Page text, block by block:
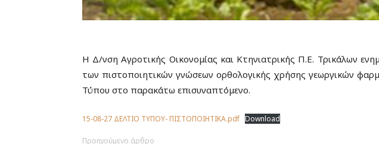
Η Δ/νση Αγροτικής Οικονομίας και Κτηνιατρικής Π.Ε. Τρικάλων
των πιστοποιητικών γνώσεων ορθολογικής χρήσης γεωργικών
Τύπου στο παρακάτω επισυναπτόμενο.
15-08-27 ΔΕΛΤΙΟ ΤΥΠΟΥ- ΠΙΣΤΟΠΟΙΗΤΙΚΑ.pdf Download
Προηγούμενο άρθρο